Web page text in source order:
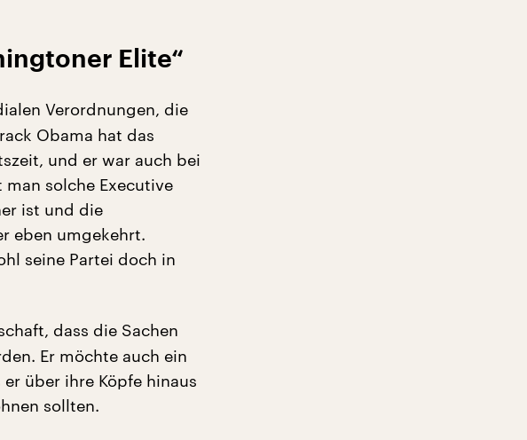
Elite“
Verordnungen, die
Obama hat das
und er war auch bei
solche Executive
ist und die
eben umgekehrt.
seine Partei doch in
dass die Sachen
Er möchte auch ein
über ihre Köpfe hinaus
sollten.